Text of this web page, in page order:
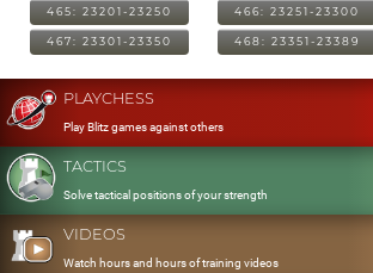
465: 23201-23250 466: 23251-23300
467: 23301-23350 468: 23351-23389
PLAYCHESS
Play Blitz games against others
TACTICS
Solve tactical positions of your strength
VIDEOS
Watch hours and hours of training videos